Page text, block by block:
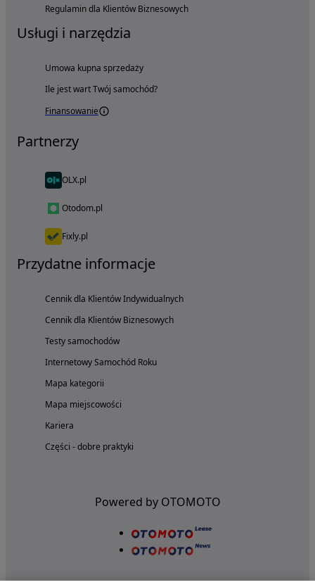
Regulamin dla Klientów Biznesowych
Usługi i narzędzia
Umowa kupna sprzedaży
Ile jest wart Twój samochód?
Finansowanie
Partnerzy
OLX.pl
Otodom.pl
Fixly.pl
Przydatne informacje
Cennik dla Klientów Indywidualnych
Cennik dla Klientów Biznesowych
Testy samochodów
Internetowy Samochód Roku
Mapa kategorii
Mapa miejscowości
Kariera
Części - dobre praktyki
Powered by OTOMOTO